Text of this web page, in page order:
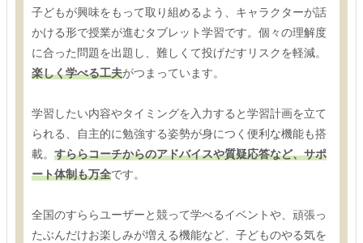
子どもが興味をもって取り組めるよう、キャラクターが話
かける形で授業が進むタブレット学習です。個々の理解度
に合った問題を出題し、難しくて投げだすリスクを軽減。
楽しく学べる工夫がつまっています。
学習したい内容やタイミングを入力すると学習計画を立て
られる、自主的に勉強する姿勢が身につく便利な機能も搭
載。 すららコーチからのアドバイスや質疑応答など、サポ
ート体制も万全です。
全国のすららユーザーと競って学べるイベントや、頑張っ
たぶんだけお楽しみが増える機能など、子どものやる気を